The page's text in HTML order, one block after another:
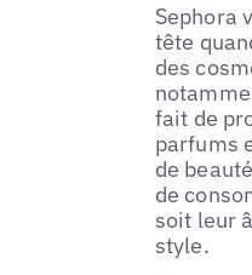
Sephora
tête
des
fait de
parfums
de
de
soit leur
style.